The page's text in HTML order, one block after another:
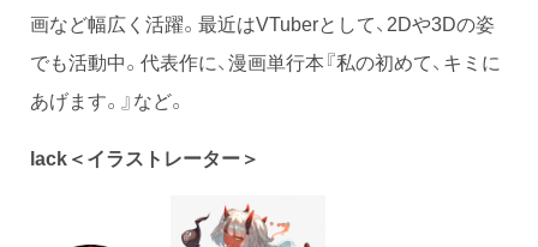
画など幅広く活躍。最近はVTuberとして、2Dや3Dの姿
でも活動中。代表作に、漫画単行本『私の初めて、キミに
あげます。』など。
lack＜イラストレーター＞